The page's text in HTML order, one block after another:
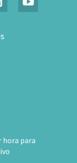
hora para